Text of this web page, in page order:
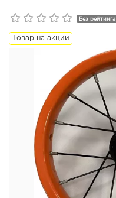
Без рейтинга
Товар на акции